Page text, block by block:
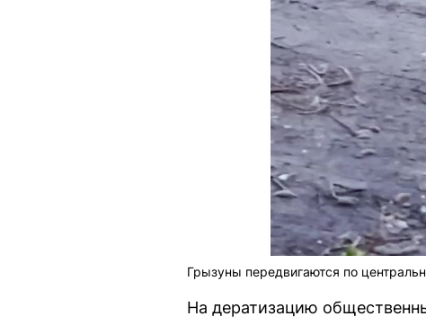
Грызуны передвигаются по
На дератизацию